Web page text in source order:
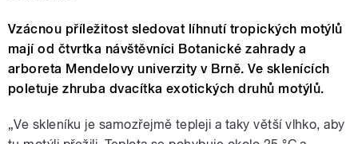
Vzácnou příležitost sledovat líhnutí tropických motýlů
mají od čtvrtka návštěvníci Botanické zahrady a
arboreta Mendelovy univerzity v Brně. Ve sklenících
poletuje zhruba dvacítka exotických druhů motýlů.
„Ve skleníku je samozřejmě tepleji a taky větší vlhko, aby